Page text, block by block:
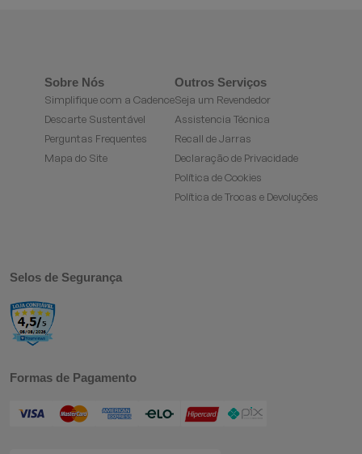
Sobre Nós
Simplifique com a Cadence
Descarte Sustentável
Perguntas Frequentes
Mapa do Site
Outros Serviços
Seja um Revendedor
Assistencia Técnica
Recall de Jarras
Declaração de Privacidade
Política de Cookies
Política de Trocas e Devoluções
Selos de Segurança
Formas de Pagamento